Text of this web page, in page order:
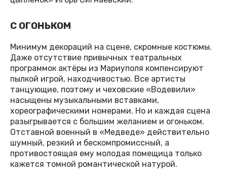
С ОГОНЬКОМ
Минимум декораций на сцене, скромные костюмы.
Даже отсутствие привычных театральных
программок актёры из Мариуполя компенсируют
пылкой игрой, находчивостью. Все артисты
танцующие, поэтому и чеховские «Водевили»
насыщены музыкальными вставками,
хореографическими номерами. Но и каждая сцена
разыгрывается с большим желанием и огоньком.
Отставной военный в «Медведе» действительно
шумный, резкий и бескомпромиссный, а
противостоящая ему молодая помещица только
кажется томной романтической натурой.